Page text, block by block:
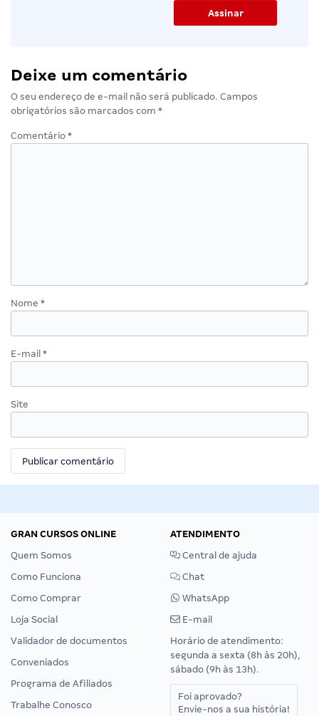
Deixe um comentário
O seu endereço de e-mail não será publicado. Campos
obrigatórios são marcados com *
Comentário *
Nome *
E-mail *
Site
GRAN CURSOS ONLINE
Quem Somos
Como Funciona
Como Comprar
Loja Social
Validador de documentos
Conveniados
Programa de Afiliados
Trabalhe Conosco
ATENDIMENTO
Central de ajuda
Chat
WhatsApp
E-mail
Horário de atendimento:
segunda a sexta (8h às 20h),
sábado (9h às 13h).
Foi aprovado?
Envie-nos a sua história!